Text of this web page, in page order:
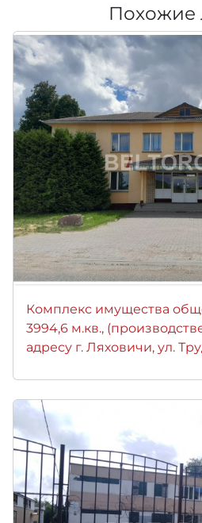
Похожие
Комплекс имущества
3994,6 м.кв.,
адресу г. Ляховичи, ул.